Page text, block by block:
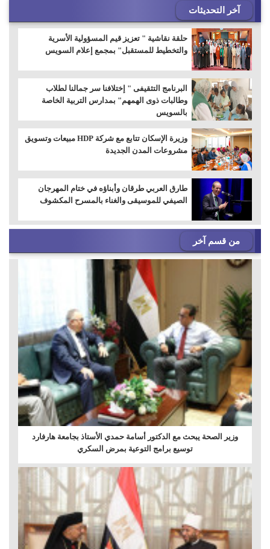
آخر التحديثات
حلقة نقاشية " تعزيز قيم المسؤولية الأسرية
والتخطيط للمستقبل" بمجمع إعلام السويس
البرنامج التثقيفى " إختلافنا سر جمالنا لطلاب
وطالبات ذوى الهمهم" بمدارس التربية الخاصة
بالسويس
وزيرة الإسكان تتابع مع شركة HDP مبيعات وتسويق
مشروعات المدن الجديدة
طارق العربي طرقان وأبناؤه في ختام المهرجان
الصيفي للموسيقى والغناء بالمسرح المكشوف
من قسم آخر
وزير الصحة يبحث مع الدكتور أسامة حمدي الأستاذ بجامعة هارفارد
توسيع برامج التوعية بمرض السكري